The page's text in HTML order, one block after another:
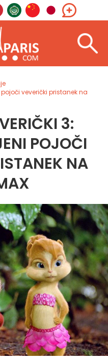
veverički pristanek na
3:
POJOČI
NA